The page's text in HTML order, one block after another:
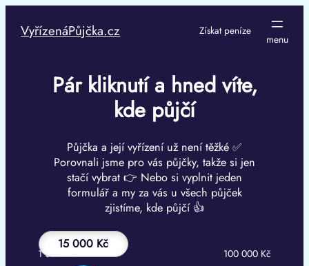
obsah
VyřízenáPůjčka.cz Získat peníze
Pár kliknutí a hned víte,
kde půjčí
Půjčka a její vyřízení už není těžké ✅
Porovnali jsme pro vás půjčky, takže si jen
stačí vybrat 👉 Nebo si vyplnit jeden
formulář a my za vás u všech půjček
zjistíme, kde půjčí 👍
15 000 Kč
1 000 Kč 100 000 Kč